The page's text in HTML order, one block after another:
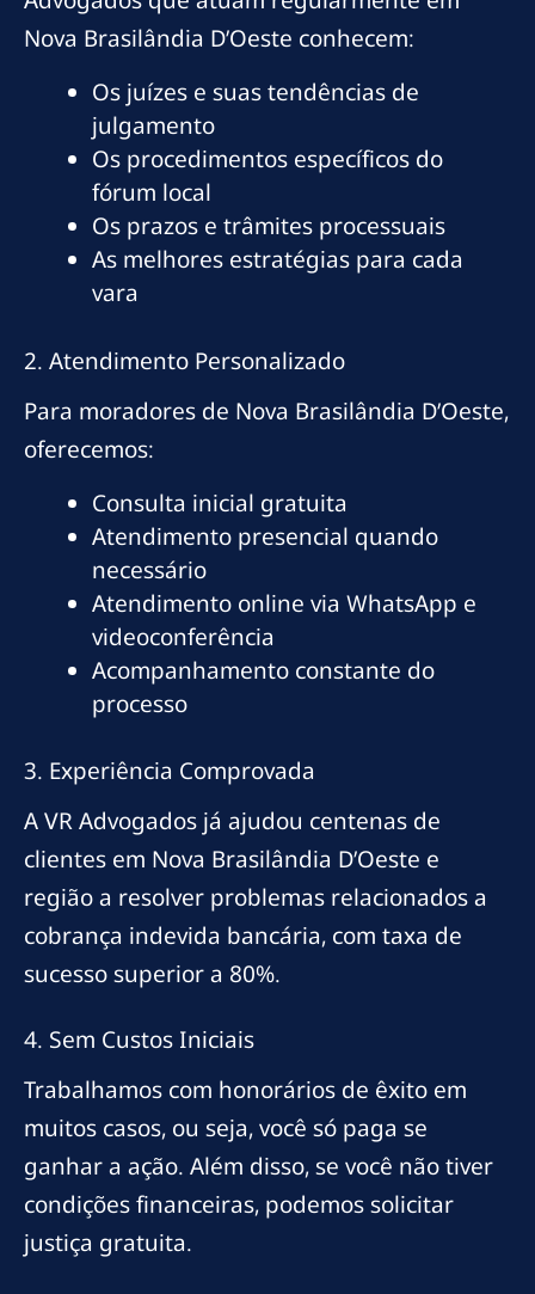
Nova Brasilândia D’Oeste conhecem:
Os juízes e suas tendências de
julgamento
Os procedimentos específicos do
fórum local
Os prazos e trâmites processuais
As melhores estratégias para cada
vara
2. Atendimento Personalizado
Para moradores de Nova Brasilândia D’Oeste,
oferecemos:
Consulta inicial gratuita
Atendimento presencial quando
necessário
Atendimento online via WhatsApp e
videoconferência
Acompanhamento constante do
processo
3. Experiência Comprovada
A VR Advogados já ajudou centenas de
clientes em Nova Brasilândia D’Oeste e
região a resolver problemas relacionados a
cobrança indevida bancária, com taxa de
sucesso superior a 80%.
4. Sem Custos Iniciais
Trabalhamos com honorários de êxito em
muitos casos, ou seja, você só paga se
ganhar a ação. Além disso, se você não tiver
condições financeiras, podemos solicitar
justiça gratuita.